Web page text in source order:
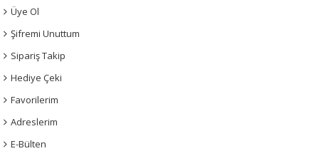
Üye Ol
Şifremi Unuttum
Sipariş Takip
Hediye Çeki
Favorilerim
Adreslerim
E-Bülten